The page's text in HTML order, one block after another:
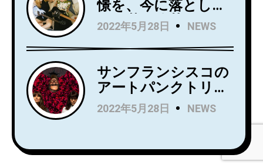
憬を、今に落とし込
んだ若き俊英
Mommaが日本デビ
ューアルバム
『Household
Name』を7月にリリ
ース！Wet LegのUS
公演でオープニング
ツアーのオープニン
2022年5月28日 NEWS
サンフランシスコの
アートパンクトリオ
Rip Roomが、
Spartan Recordsよ
LP『Alight and
2022年5月28日 NEWS